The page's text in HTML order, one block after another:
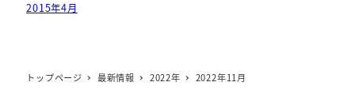
2015年4月
トップページ 最新情報 2022年 2022年11月